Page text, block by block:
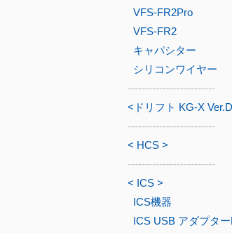
VFS-FR2Pro
VFS-FR2
キャパシター
シリコンワイヤー
-------------------------
<ドリフト KG-X
-------------------------
< HCS >
-------------------------
< ICS >
ICS機器
ICS USB アダプタ